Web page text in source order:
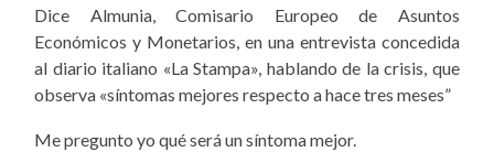
Dice Almunia,Comisario Europeo de Asuntos
Económicos y Monetarios, en una entrevista concedida
al diario italiano «La Stampa», hablando de la crisis, que
observa «síntomas mejores respecto a hace tres meses”
Me pregunto yo qué será un síntoma mejor.